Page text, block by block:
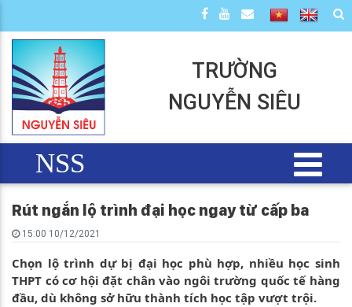
TRƯỜNG
NGUYỄN SIÊU
NSS
Rút ngắn lộ trình đại học ngay từ cấp ba
15:00 10/12/2021
Chọn lộ trình dự bị đại học phù hợp, nhiều học sinh
THPT có cơ hội đặt chân vào ngôi trường quốc tế hàng
đầu, dù không sở hữu thành tích học tập vượt trội.